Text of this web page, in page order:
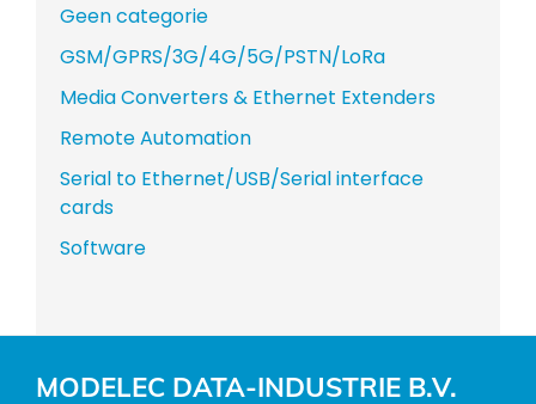
Geen categorie
GSM/GPRS/3G/4G/5G/PSTN/LoRa
Media Converters & Ethernet Extenders
Remote Automation
Serial to Ethernet/USB/Serial interface
cards
Software
MODELEC DATA-INDUSTRIE B.V.